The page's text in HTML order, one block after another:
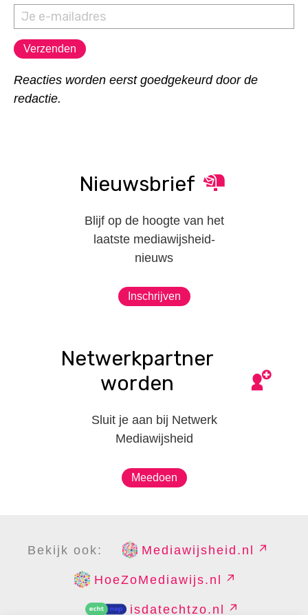
Reacties worden eerst goedgekeurd door de
redactie.
Nieuwsbrief
Blijf op de hoogte van het
laatste mediawijsheid-
nieuws
Inschrijven
Netwerkpartner
worden
Sluit je aan bij Netwerk
Mediawijsheid
Meedoen
Bekijk ook: Mediawijsheid.nl
HoeZoMediawijs.nl
isdatechtzo.nl